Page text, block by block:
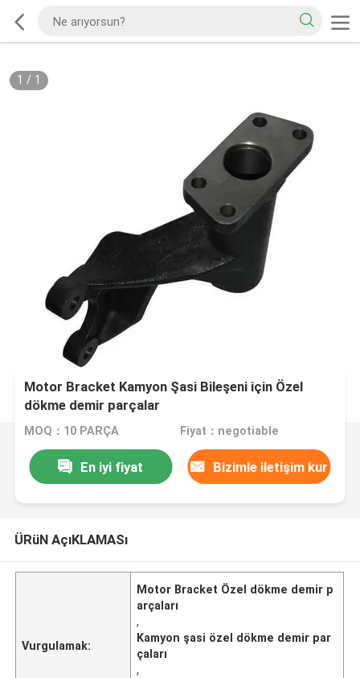
1 / 1
Motor Bracket Kamyon Şasi Bileşeni için Özel
dökme demir parçalar
MOQ：10 PARÇA Fiyat：negotiable
En iyi fiyat Bizimle iletişim kur
ÜRüN AçıKLAMASı
Vurgulamak:
Motor Bracket Özel dökme demir p
arçaları
,
Kamyon şasi özel dökme demir par
çaları
,